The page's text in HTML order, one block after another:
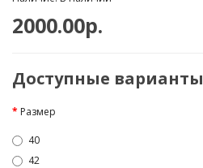
2000.00р.
Доступные варианты
Размер
40
42